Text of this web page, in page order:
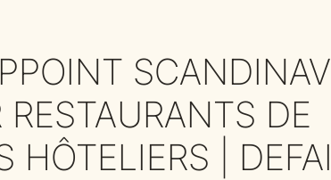
DE
HÔTELIERS |